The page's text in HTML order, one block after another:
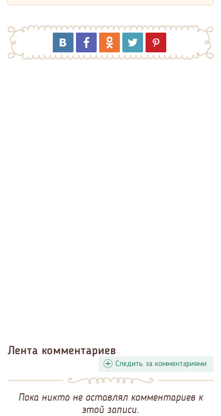
Лента комментариев
Следить за комментариями
Пока никто не оставлял комментариев к
этой записи.